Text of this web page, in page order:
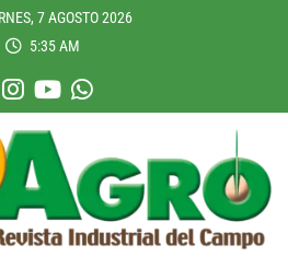
7 AGOSTO 2026
5:35 AM